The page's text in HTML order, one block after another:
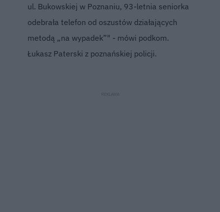
ul. Bukowskiej w Poznaniu, 93-letnia seniorka
odebrała telefon od oszustów działających
metodą „na wypadek”" - mówi podkom.
Łukasz Paterski z poznańskiej policji.